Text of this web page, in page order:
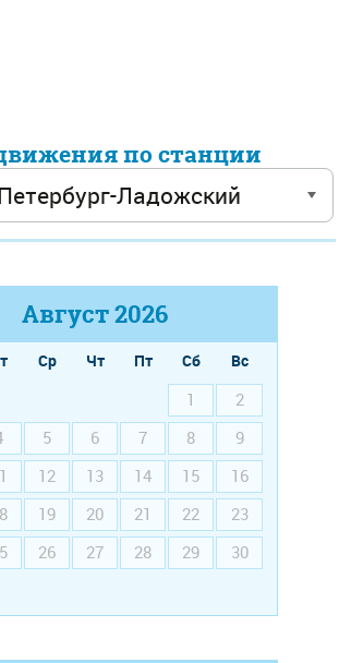
по станции
Август2026
Ср Чт Пт Сб
Вс
1
2
5 6 7 8
9
12 13 14 15
16
19 20 21 22
23
26 27 28 29
30